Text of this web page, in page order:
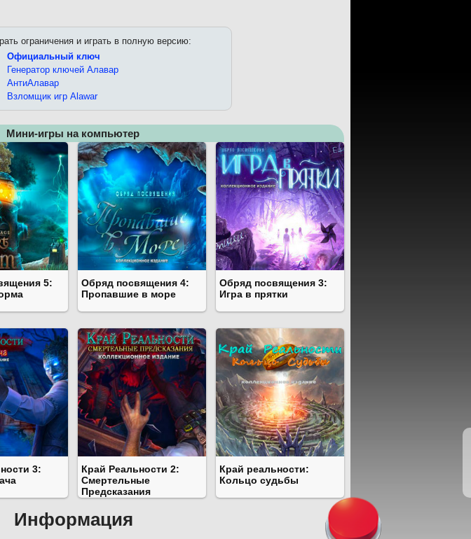
ограничения и играть в полную версию:
Официальный ключ
Генератор ключей Алавар
АнтиАлавар
Взломщик игр Alawar
Мини-игры на компьютер
5:
Обряд посвящения 4:
Пропавшие в море
Обряд посвящения 3:
Игра в прятки
3:
Край Реальности 2:
Смертельные
Предсказания
Край реальности:
Кольцо судьбы
Информация